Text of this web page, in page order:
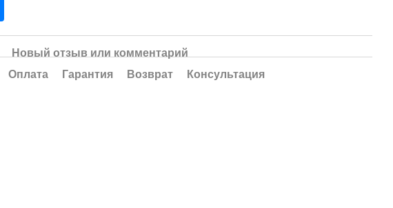
Новый отзыв или комментарий
Оплата Гарантия Возврат Консультация